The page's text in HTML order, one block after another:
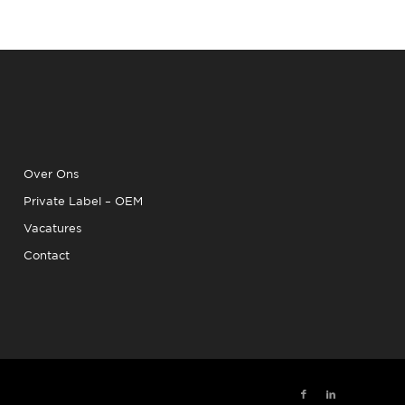
Over Ons
Private Label – OEM
Vacatures
Contact